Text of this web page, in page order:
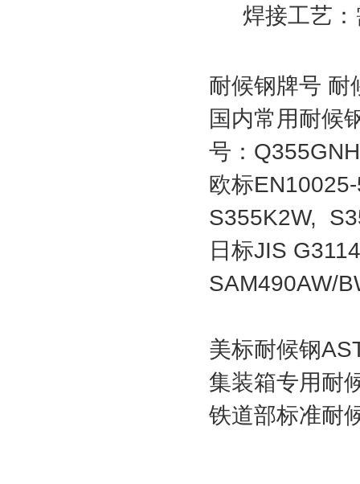
焊接工艺
耐候钢牌号 耐
国内常用耐候
号：
欧标
S355K2W,
日标JIS
SAM490AW/
美标耐候钢
集装箱专用耐
铁道部标准耐